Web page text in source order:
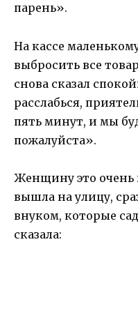
парень».
На кассе
выбросить все
снова сказал
расслабься,
пять минут, и мы
пожалуйста».
Женщину это очень
вышла на улицу,
внуком, которые
сказала: